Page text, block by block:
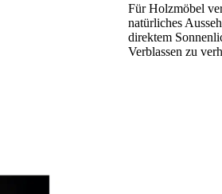
Für Holzmöbel
natürliches
direktem
Verblassen zu